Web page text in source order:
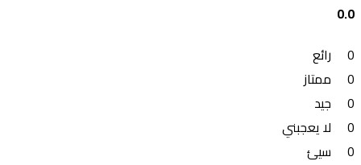
0.0
0
رائع
0
ممتاز
0
جيد
0
لا يعجبني
0
سيئ